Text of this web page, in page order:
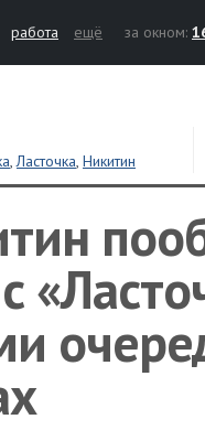
работа ещё за окном:
,Ласточка, Никитин